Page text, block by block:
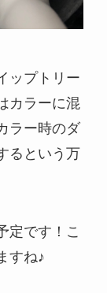
ップトリー
カラーに混
ラー時のダ
るという万
定です！こ
すね♪